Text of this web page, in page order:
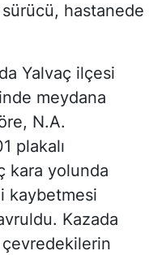
sürücü, hastanede
Yalvaç ilçesi
meydana
N.A.
plakalı
kara yolunda
kaybetmesi
Kazada
çevredekilerin